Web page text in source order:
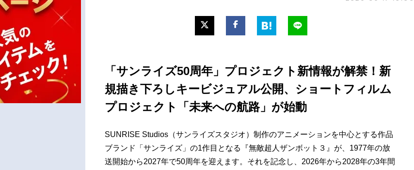
「サンライズ50周年」プロジェクト新情報が解禁！新
規描き下ろしキービジュアル公開、ショートフィルム
プロジェクト「未来への航路」が始動
SUNRISE Studios（サンライズスタジオ）制作のアニメーションを中心とする作品
ブランド「サンライズ」の1作目となる『無敵超人ザンボット３』が、1977年の放
送開始から2027年で50周年を迎えます。それを記念し、2026年から2028年の3年間